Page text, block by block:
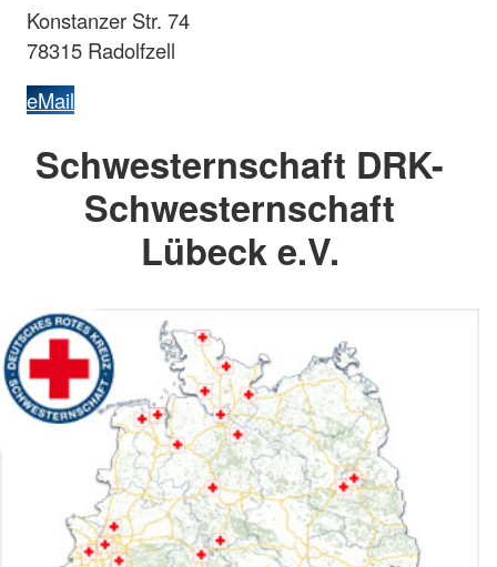
Konstanzer Str. 74
78315 Radolfzell
eMail
Schwesternschaft DRK-
Schwesternschaft
Lübeck e.V.